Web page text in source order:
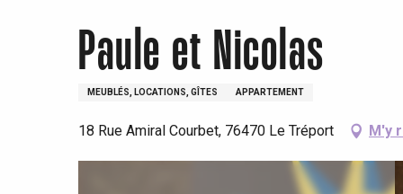
Paule et Nicolas
MEUBLÉS, LOCATIONS, GÎTES APPARTEMENT
18 Rue Amiral Courbet, 76470 Le Tréport M'y